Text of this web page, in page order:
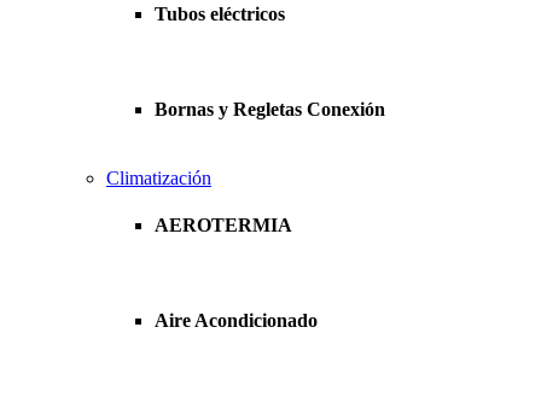
Tubos eléctricos
Bornas y Regletas Conexión
Climatización
AEROTERMIA
Aire Acondicionado